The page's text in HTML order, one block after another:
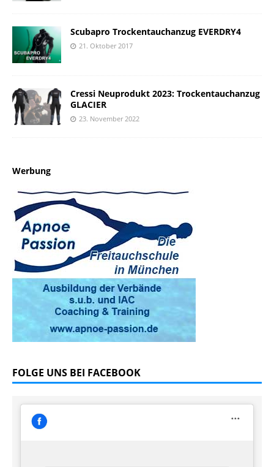
Scubapro Trockentauchanzug EVERDRY4
21. Oktober 2017
Cressi Neuprodukt 2023: Trockentauchanzug
GLACIER
23. November 2022
Werbung
FOLGE UNS BEI FACEBOOK